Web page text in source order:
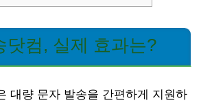
닷컴, 실제 효과는?
대량 문자 발송을 간편하게 지원하